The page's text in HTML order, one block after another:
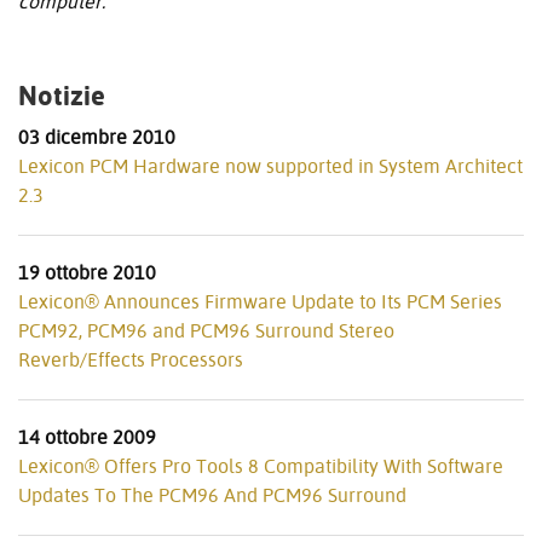
Notizie
03 dicembre 2010
Lexicon PCM Hardware now supported in System Architect
2.3
19 ottobre 2010
Lexicon® Announces Firmware Update to Its PCM Series
PCM92, PCM96 and PCM96 Surround Stereo
Reverb/Effects Processors
14 ottobre 2009
Lexicon® Offers Pro Tools 8 Compatibility With Software
Updates To The PCM96 And PCM96 Surround